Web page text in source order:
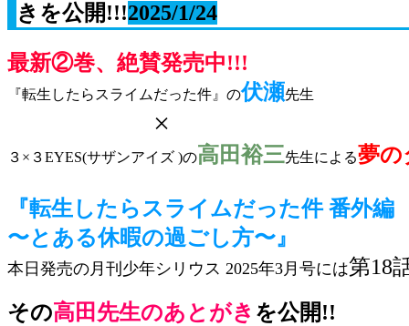
きを公開!!!2025/1/24
最新②巻、絶賛発売中!!!
『転生したらスライムだった件』の伏瀬先生
×
３×３EYES(サザンアイズ )の高田裕三先生による夢の
『転生したらスライムだった件 番外編
〜とある休暇の過ごし方〜』
本日発売の月刊少年シリウス 2025年3月号には第18
その高田先生のあとがき を公開!!